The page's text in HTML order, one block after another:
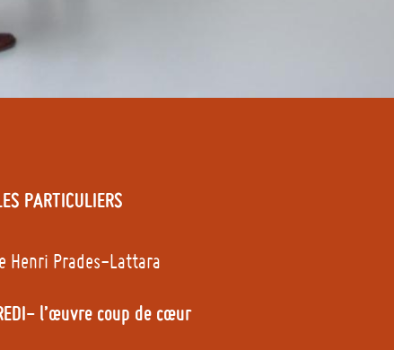
PARTICULIERS
Henri Prades-Lattara
l’œuvre coup de cœur